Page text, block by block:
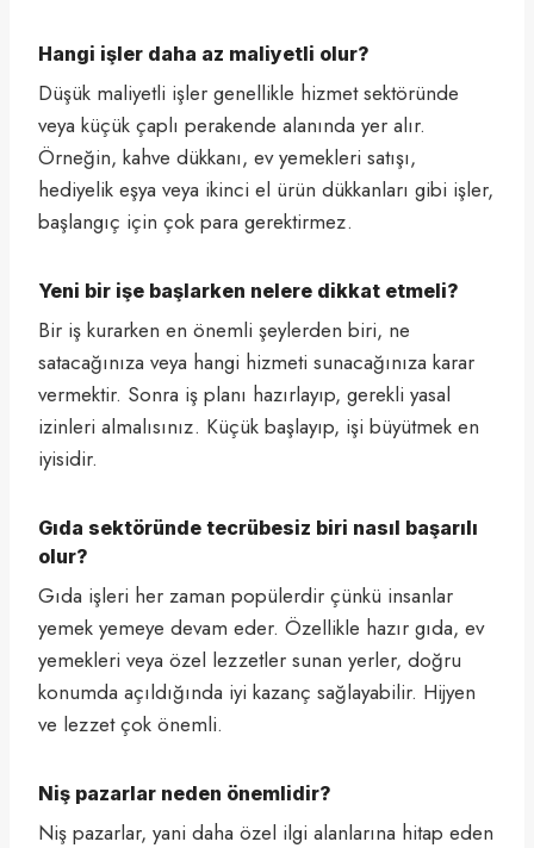
Hangi işler daha az maliyetli olur?
Düşük maliyetli işler genellikle hizmet sektöründe
veya küçük çaplı perakende alanında yer alır.
Örneğin, kahve dükkanı, ev yemekleri satışı,
hediyelik eşya veya ikinci el ürün dükkanları gibi işler,
başlangıç için çok para gerektirmez.
Yeni bir işe başlarken nelere dikkat etmeli?
Bir iş kurarken en önemli şeylerden biri, ne
satacağınıza veya hangi hizmeti sunacağınıza karar
vermektir. Sonra iş planı hazırlayıp, gerekli yasal
izinleri almalısınız. Küçük başlayıp, işi büyütmek en
iyisidir.
Gıda sektöründe tecrübesiz biri nasıl başarılı
olur?
Gıda işleri her zaman popülerdir çünkü insanlar
yemek yemeye devam eder. Özellikle hazır gıda, ev
yemekleri veya özel lezzetler sunan yerler, doğru
konumda açıldığında iyi kazanç sağlayabilir. Hijyen
ve lezzet çok önemli.
Niş pazarlar neden önemlidir?
Niş pazarlar, yani daha özel ilgi alanlarına hitap eden